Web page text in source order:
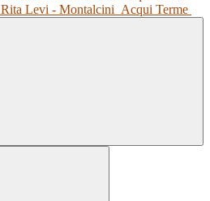
Rita Levi - Montalcini Acqui Terme